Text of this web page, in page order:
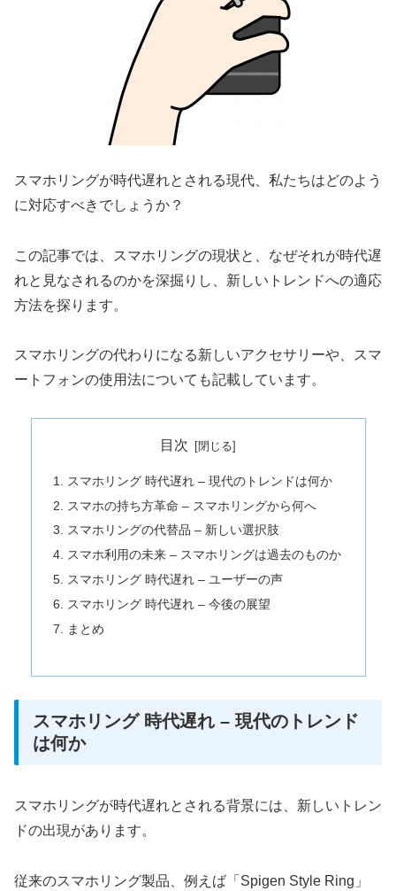
スマホリングが時代遅れとされる現代、私たちはどのよう
に対応すべきでしょうか？
この記事では、スマホリングの現状と、なぜそれが時代遅
れと見なされるのかを深掘りし、新しいトレンドへの適応
方法を探ります。
スマホリングの代わりになる新しいアクセサリーや、スマ
ートフォンの使用法についても記載しています。
目次
スマホリング 時代遅れ – 現代のトレンドは何か
スマホの持ち方革命 – スマホリングから何へ
スマホリングの代替品 – 新しい選択肢
スマホ利用の未来 – スマホリングは過去のものか
スマホリング 時代遅れ – ユーザーの声
スマホリング 時代遅れ – 今後の展望
まとめ
スマホリング 時代遅れ – 現代のトレンド
は何か
スマホリングが時代遅れとされる背景には、新しいトレン
ドの出現があります。
従来のスマホリング製品、例えば「Spigen Style Ring」